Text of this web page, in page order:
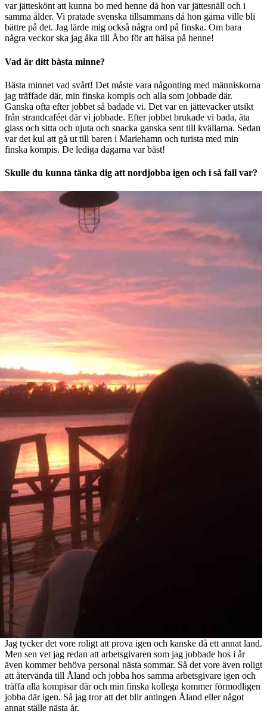
var jätteskönt att kunna bo med henne då hon var jättesnäll och i
samma ålder. Vi pratade svenska tillsammans då hon gärna ville bli
bättre på det. Jag lärde mig också några ord på finska. Om bara
några veckor ska jag åka till Åbo för att hälsa på henne!
Vad är ditt bästa minne?
Bästa minnet vad svårt! Det måste vara någonting med människorna
jag träffade där, min finska kompis och alla som jobbade där.
Ganska ofta efter jobbet så badade vi. Det var en jättevacker utsikt
från strandcaféet där vi jobbade. Efter jobbet brukade vi bada, äta
glass och sitta och njuta och snacka ganska sent till kvällarna. Sedan
var det kul att gå ut till baren i Mariehamn och turista med min
finska kompis. De lediga dagarna var bäst!
Skulle du kunna tänka dig att nordjobba igen och i så fall var?
Jag tycker det vore roligt att prova igen och kanske då ett annat land.
Men sen vet jag redan att arbetsgivaren som jag jobbade hos i år
även kommer behöva personal nästa sommar. Så det vore även roligt
att återvända till Åland och jobba hos samma arbetsgivare igen och
träffa alla kompisar där och min finska kollega kommer förmodligen
jobba där igen. Så jag tror att det blir antingen Åland eller något
annat ställe nästa år.